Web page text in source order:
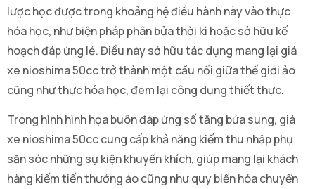
lược học được trong khoảng hệ điều hành này vào thực
hóa học, như biện pháp phân bửa thời kì hoặc sở hữu kế
hoạch đáp ứng lẻ. Điều này sở hữu tác dụng mang lại giá
xe nioshima 50cc trở thành một cầu nối giữa thế giới ảo
cũng như thực hóa học, đem lại công dụng thiết thực.
Trong hình hình họa buôn đáp ứng số tăng bửa sung, giá
xe nioshima 50cc cung cấp khả năng kiếm thu nhập phụ
săn sóc những sự kiện khuyến khích, giúp mang lại khách
hàng kiếm tiến thưởng ảo cũng như quy biến hóa chuyển